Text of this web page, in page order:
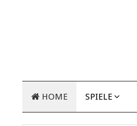
HOME SPIELE